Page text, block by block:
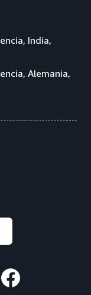
India,
Alemania,